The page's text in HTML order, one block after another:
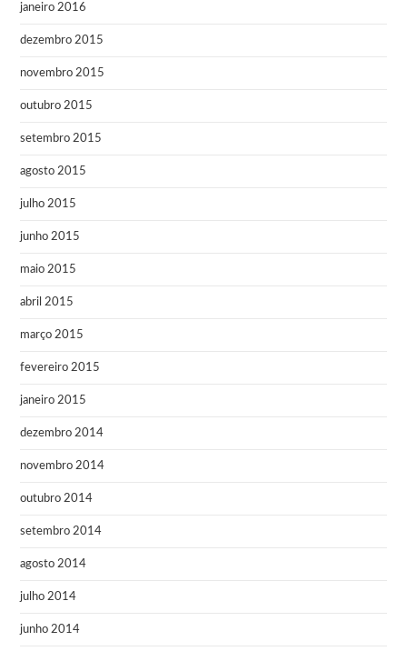
janeiro 2016
dezembro 2015
novembro 2015
outubro 2015
setembro 2015
agosto 2015
julho 2015
junho 2015
maio 2015
abril 2015
março 2015
fevereiro 2015
janeiro 2015
dezembro 2014
novembro 2014
outubro 2014
setembro 2014
agosto 2014
julho 2014
junho 2014